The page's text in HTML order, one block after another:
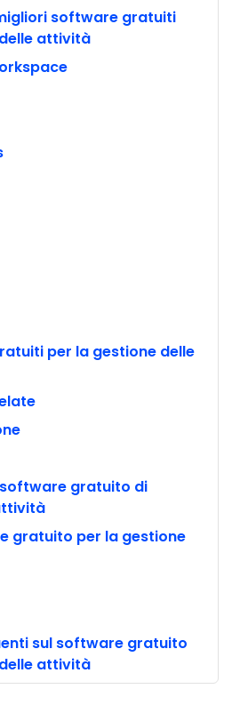
software gratuiti
attività
per la gestione delle
software gratuito di
gratuito per la gestione
sul software gratuito
attività